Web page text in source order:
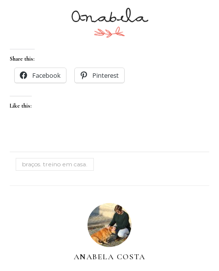
Share this:
Facebook Pinterest
Like this:
braços. treino em casa.
ANABELA COSTA